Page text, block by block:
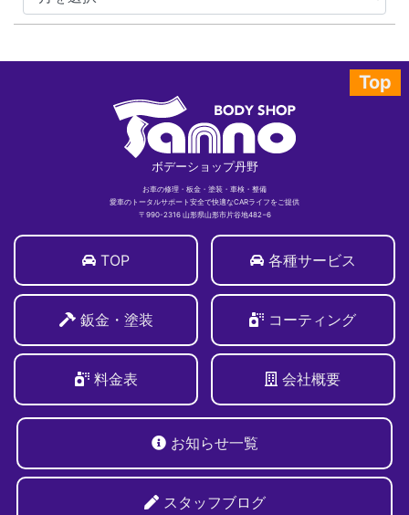
Top
ボデーショップ丹野
お車の修理・板金・塗装・車検・整備
愛車のトータルサポート安全で快適なCARライフをご提供
〒990-2316 山形県山形市片谷地482−6
TOP 各種サービス
鈑金・塗装 コーティング
料金表 会社概要
お知らせ一覧
スタッフブログ